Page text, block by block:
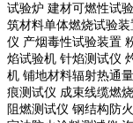
试验炉 建材可燃性试
筑材料单体燃烧试验
仪 产烟毒性试验装置
焰试验机 针焰测试仪
机 铺地材料辐射热通
痕测试仪 成束线缆燃
阻燃测试仪 钢结构防